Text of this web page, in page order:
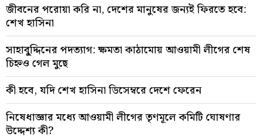
জীবনের পরোয়া করি না, দেশের মানুষের জন্যই ফিরতে হবে:
শেখ হাসিনা
সাহাবু্দ্দিনের পদত্যাগ: ক্ষমতা কাঠামোয় আওয়ামী লীগের শেষ
চিহ্নও গেল মুছে
কী হবে, যদি শেখ হাসিনা ডিসেম্বরে দেশে ফেরেন
নিষেধাজ্ঞার মধ্যে আওয়ামী লীগের তৃণমূলে কমিটি ঘোষণার
উদ্দেশ্য কী?